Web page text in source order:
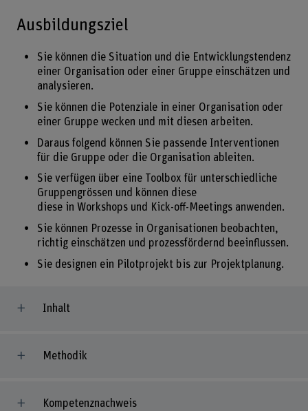
Ausbildungsziel
Sie können die Situation und die Entwicklungstendenz
einer Organisation oder einer Gruppe einschätzen und
analysieren.
Sie können die Potenziale in einer Organisation oder
einer Gruppe wecken und mit diesen arbeiten.
Daraus folgend können Sie passende Interventionen
für die Gruppe oder die Organisation ableiten.
Sie verfügen über eine Toolbox für unterschiedliche
Gruppengrössen und können diese
diese in Workshops und Kick-off-Meetings anwenden.
Sie können Prozesse in Organisationen beobachten,
richtig einschätzen und prozessfördernd beeinflussen.
Sie designen ein Pilotprojekt bis zur Projektplanung.
Inhalt
Methodik
Kompetenznachweis